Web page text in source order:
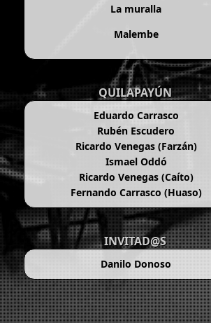
La muralla
Malembe
QUILAPAYÚN
Eduardo Carrasco
Rubén Escudero
Ricardo Venegas (Farzán)
Ismael Oddó
Ricardo Venegas (Caíto)
Fernando Carrasco (Huaso)
INVITAD@S
Danilo Donoso